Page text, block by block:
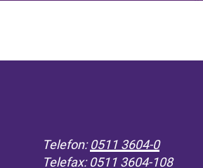
Telefon:0511 3604-0
Telefax: 0511 3604-108